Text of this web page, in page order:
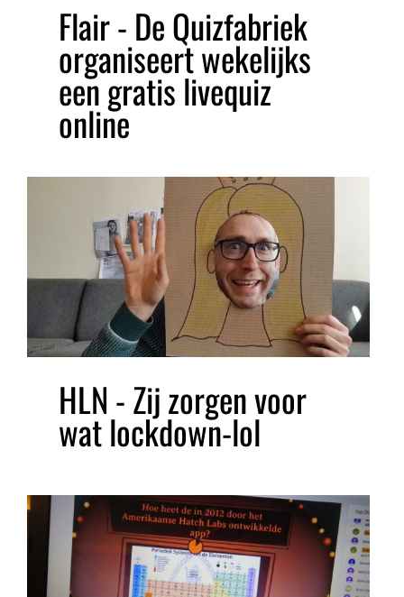
Flair - De Quizfabriek
organiseert wekelijks
een gratis livequiz
online
HLN - Zij zorgen voor
wat lockdown-lol